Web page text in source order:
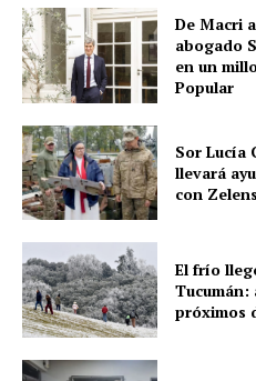
De Macri
abogado
en un
Popular
Sor Lucía
llevará
con
El frío
Tucumán:
próximos